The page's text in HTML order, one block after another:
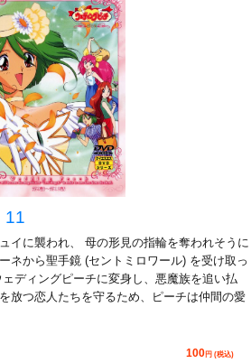
11
イに襲われ、 母の形見の指輪を奪われそうに
ネから聖手鏡 (セントミロワール) を受け取っ
ディングピーチに変身し、悪魔族を追い払
放つ恋人たちを守るため、ピーチは仲間の愛
100円 (税込)